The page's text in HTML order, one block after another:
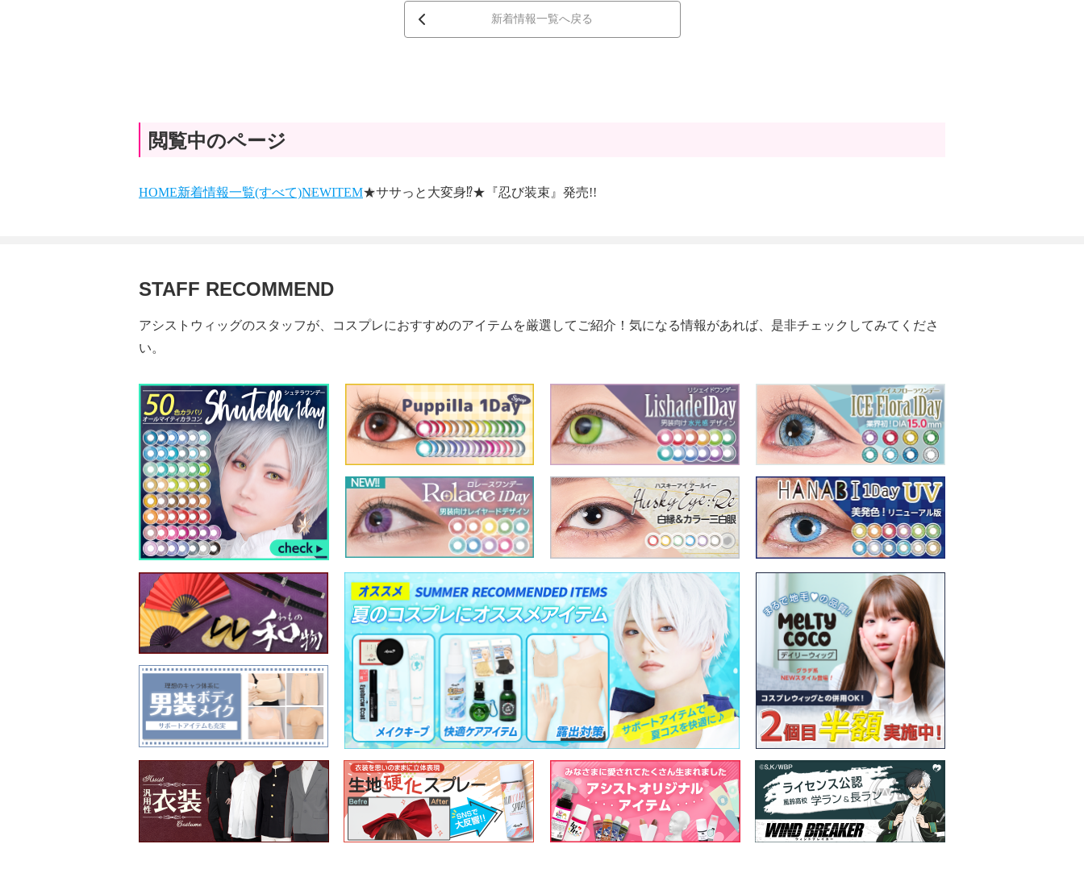
新着情報一覧へ戻る
閲覧中のページ
HOME新着情報一覧(すべて)NEWITEM★ササっと大変身⁉★『忍び装束』発売!!
STAFF RECOMMEND
アシストウィッグのスタッフが、コスプレにおすすめのアイテムを厳選してご紹介！気になる情報があれば、是非チェックしてみてくださ
い。